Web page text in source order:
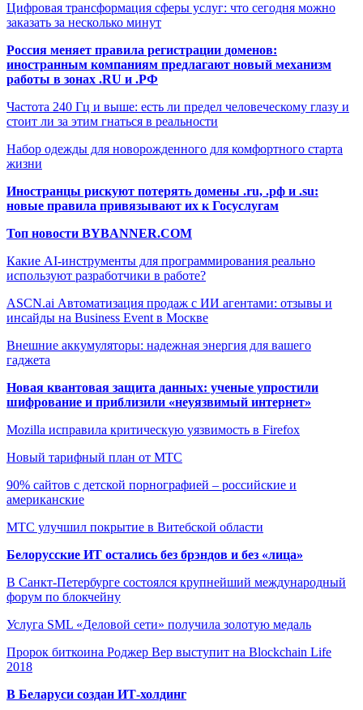
Цифровая трансформация сферы услуг: что сегодня можно
заказать за несколько минут
Россия меняет правила регистрации доменов:
иностранным компаниям предлагают новый механизм
работы в зонах .RU и .РФ
Частота 240 Гц и выше: есть ли предел человеческому глазу и
стоит ли за этим гнаться в реальности
Набор одежды для новорожденного для комфортного старта
жизни
Иностранцы рискуют потерять домены .ru, .рф и .su:
новые правила привязывают их к Госуслугам
Топ новости BYBANNER.COM
Какие AI-инструменты для программирования реально
используют разработчики в работе?
ASCN.ai Автоматизация продаж с ИИ агентами: отзывы и
инсайды на Business Event в Москве
Внешние аккумуляторы: надежная энергия для вашего
гаджета
Новая квантовая защита данных: ученые упростили
шифрование и приблизили «неуязвимый интернет»
Mozilla исправила критическую уязвимость в Firefox
Новый тарифный план от МТС
90% сайтов с детской порнографией – российские и
американские
МТС улучшил покрытие в Витебской области
Белорусские ИТ остались без брэндов и без «лица»
В Санкт-Петербурге состоялся крупнейший международный
форум по блокчейну
Услуга SML «Деловой сети» получила золотую медаль
Пророк биткоина Роджер Вер выступит на Blockchain Life
2018
В Беларуси создан ИТ-холдинг